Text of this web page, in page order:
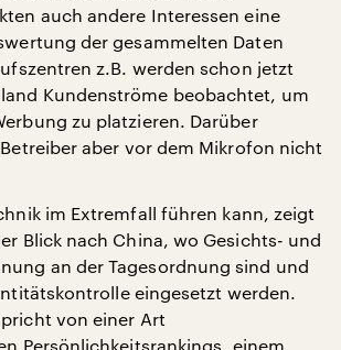
auch andere Interessen eine
der gesammelten Daten
z.B. werden schon jetzt
Kundenströme beobachtet, um
zu platzieren. Darüber
aber vor dem Mikrofon nicht
im Extremfall führen kann, zeigt
Blick nach China, wo Gesichts- und
an der Tagesordnung sind und
eingesetzt werden.
von einer Art
Persönlichkeitsrankings, einem